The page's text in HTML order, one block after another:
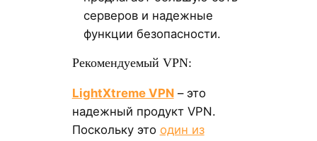
серверов и надежные
функции безопасности.
Рекомендуемый VPN:
LightXtreme VPN– это
надежный продукт VPN.
Поскольку это один из